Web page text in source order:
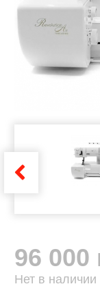
96 000
Нет в наличии